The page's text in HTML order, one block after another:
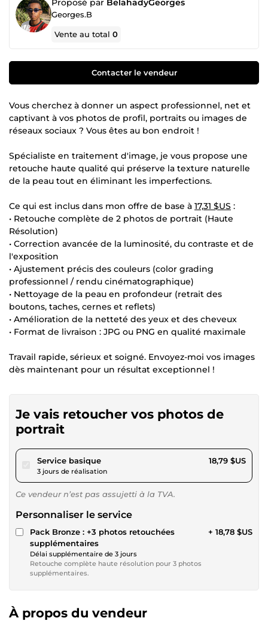
Proposé par BelahadyGeorges
Georges.B
Vente au total0
Contacter le vendeur
Vous cherchez à donner un aspect professionnel, net et
captivant à vos photos de profil, portraits ou images de
réseaux sociaux ? Vous êtes au bon endroit !
Spécialiste en traitement d'image, je vous propose une
retouche haute qualité qui préserve la texture naturelle
de la peau tout en éliminant les imperfections.
Ce qui est inclus dans mon offre de base à 17,31 $US :
• Retouche complète de 2 photos de portrait (Haute
Résolution)
• Correction avancée de la luminosité, du contraste et de
l'exposition
• Ajustement précis des couleurs (color grading
professionnel / rendu cinématographique)
• Nettoyage de la peau en profondeur (retrait des
boutons, taches, cernes et reflets)
• Amélioration de la netteté des yeux et des cheveux
• Format de livraison : JPG ou PNG en qualité maximale
Travail rapide, sérieux et soigné. Envoyez-moi vos images
dès maintenant pour un résultat exceptionnel !
Je vais retoucher vos photos de
portrait
Service basiquepour 17,31 $US
3 jours de réalisation
18,79 $US
Ce vendeur n’est pas assujetti à la TVA.
Personnaliser le service
Pack Bronze : +3 photos retouchées
supplémentaires
Délai supplémentaire de 3 jours
Retouche complète haute résolution pour 3 photos
supplémentaires.
+ 18,78 $US
À propos du vendeur